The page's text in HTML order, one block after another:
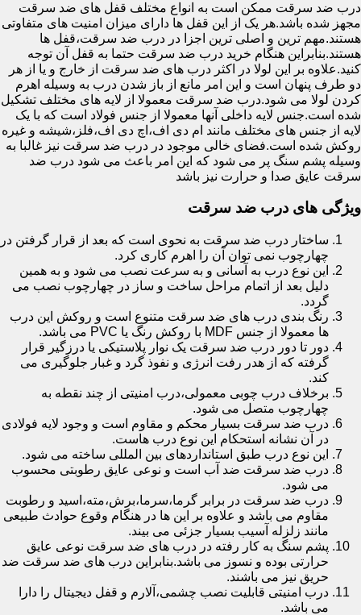
درب ضد سرقت ممکن است به انواع مختلف قفل های ضد سرقت
مجهز شده باشد.هر یک از این قفل ها دارای میزان امنیت های متفاوتی
هستند.مهم ترین و اصلی ترین اجزا در درب ضد سرقت،قفل ها
هستند.بنابراین هنگام خرید درب ضد سرقت حتما به قفل آن توجه
کنید.علاوه بر این لولا در اکثر درب های ضد سرقت از خارج و یا از هر
دو طرف پنهان است و این امر مانع از باز شدن درب به وسیله اهرم
کردن لولا می شود.درب ضد سرقت معمولا از لایه های مختلف تشکیل
شده است.جنس لایه داخلی آنها معمولا از جنس فولاد است که با یک
لایه از جنس های مختلف مانند ام دی اف،اچ دی اف،فلز،شیشه و غیره
روکش شده است.فضای خالی موجود در درب ضد سرقت نیز غالبا به
وسیله پشم سنگ پر می شود که این امر باعث می شود درب ضد
سرقت عایق صدا و حرارت نیز باشد
ویژگی های درب ضد سرقت
ساختار درب ضد سرقت به نحوی است که بعد از قرار گرفتن در
چهارچوب نمی توان آن را اهرم کاری کرد.
این نوع درب به آسانی و به سرعت نصب می شود و به همین
دلیل بعد از اتمام مراحل ساخت و ساز در چهارچوب نصب می
گردد.
رنگ بندی درب های ضد سرقت متنوع است و روکش این درب
ها معمولا از جنس MDF با روکش رنگ یا PVC می باشد.
دور تا دور درب ضد سرقت یک نوار پلاستیکی یا درزگیر قرار
گرفته که از هدر رفت انرژی و نفوذ گرد و غبار جلوگیری می
کند.
برخلاف درب چوبی معمولی،درب امنیتی از چند نقطه به
چهارچوب متصل می شود.
درب ضد سرقت بسیار محکم و مقاوم است و وجود لایه فولادی
در آن نشانه استحکام این نوع درب هاست.
این نوع درب طبق استانداردهای بین المللی ساخته می شود.
درب ضد سرقت ضد آب است و نوعی عایق رطوبتی محسوب
می شود.
درب ضد سرقت در برابر گرما،سرما،برش،مته،اسید و رطوبت
مقاوم می باشد و علاوه بر این ها در هنگام وقوع حوادث طبیعی
مانند زلزله آسیب بسیار جزئی می بیند.
پشم سنگ به کار رفته در درب های ضد سرقت نوعی عایق
حرارتی بوده و نسوز می باشد.بنابراین درب های ضد سرقت ضد
حریق نیز می باشند.
درب امنیتی قابلیت نصب چشمی،آلارم و قفل دیجیتال را دارا
می باشد.